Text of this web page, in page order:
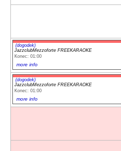
(dogodek)
JazzclubMezzoforte FREEKARAOKE
Konec: 01:00
more info
(dogodek)
JazzclubMezzoforte FREEKARAOKE
Konec: 01:00
more info